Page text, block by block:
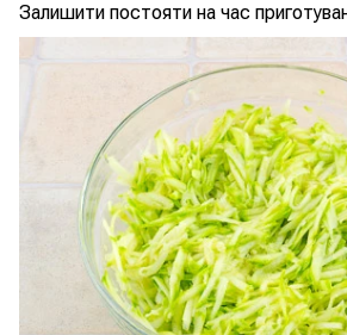
Залишити постояти на час